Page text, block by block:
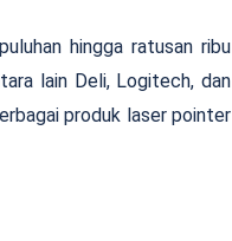
hingga ratusan ribu
lain Deli, Logitech, dan
produk laser pointer